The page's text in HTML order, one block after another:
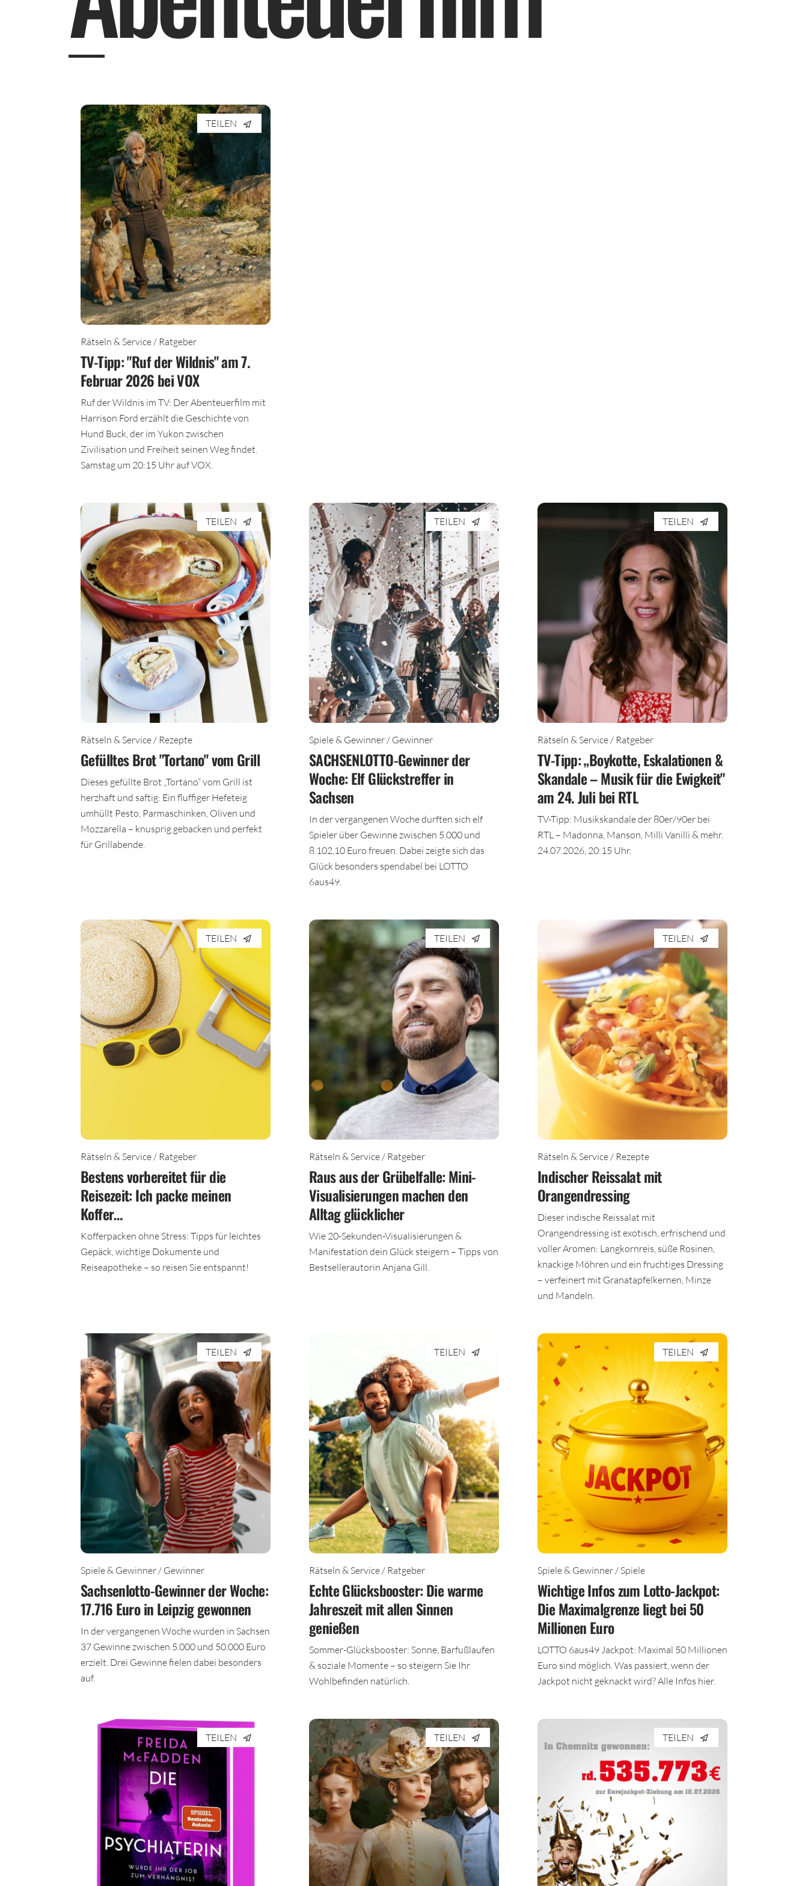
TEILEN
Rätseln & Service / Ratgeber
TV-Tipp: "Ruf der Wildnis" am 7.
Februar 2026 bei VOX
Ruf der Wildnis im TV: Der Abenteuerfilm mit
Harrison Ford erzählt die Geschichte von
Hund Buck, der im Yukon zwischen
Zivilisation und Freiheit seinen Weg findet.
Samstag um 20:15 Uhr auf VOX.
TEILEN
Rätseln & Service / Rezepte
Gefülltes Brot "Tortano" vom Grill
Dieses gefüllte Brot „Tortano“ vom Grill ist
herzhaft und saftig: Ein fluffiger Hefeteig
umhüllt Pesto, Parmaschinken, Oliven und
Mozzarella – knusprig gebacken und perfekt
für Grillabende.
TEILEN
Spiele & Gewinner / Gewinner
SACHSENLOTTO-Gewinner der
Woche: Elf Glückstreffer in
Sachsen
In der vergangenen Woche durften sich elf
Spieler über Gewinne zwischen 5.000 und
8.102,10 Euro freuen. Dabei zeigte sich das
Glück besonders spendabel bei LOTTO
6aus49.
TEILEN
Rätseln & Service / Ratgeber
TV-Tipp: „Boykotte, Eskalationen &
Skandale – Musik für die Ewigkeit"
am 24. Juli bei RTL
TV-Tipp: Musikskandale der 80er/90er bei
RTL – Madonna, Manson, Milli Vanilli & mehr.
24.07.2026, 20:15 Uhr.
TEILEN
Rätseln & Service / Ratgeber
Bestens vorbereitet für die
Reisezeit: Ich packe meinen
Koffer…
Kofferpacken ohne Stress: Tipps für leichtes
Gepäck, wichtige Dokumente und
Reiseapotheke – so reisen Sie entspannt!
TEILEN
Rätseln & Service / Ratgeber
Raus aus der Grübelfalle: Mini-
Visualisierungen machen den
Alltag glücklicher
Wie 20-Sekunden-Visualisierungen &
Manifestation dein Glück steigern – Tipps von
Bestsellerautorin Anjana Gill.
TEILEN
Rätseln & Service / Rezepte
Indischer Reissalat mit
Orangendressing
Dieser indische Reissalat mit
Orangendressing ist exotisch, erfrischend und
voller Aromen: Langkornreis, süße Rosinen,
knackige Möhren und ein fruchtiges Dressing
– verfeinert mit Granatapfelkernen, Minze
und Mandeln.
TEILEN
Spiele & Gewinner / Gewinner
Sachsenlotto-Gewinner der Woche:
17.716 Euro in Leipzig gewonnen
In der vergangenen Woche wurden in Sachsen
37 Gewinne zwischen 5.000 und 50.000 Euro
erzielt. Drei Gewinne fielen dabei besonders
auf.
TEILEN
Rätseln & Service / Ratgeber
Echte Glücksbooster: Die warme
Jahreszeit mit allen Sinnen
genießen
Sommer-Glücksbooster: Sonne, Barfußlaufen
& soziale Momente – so steigern Sie Ihr
Wohlbefinden natürlich.
TEILEN
Spiele & Gewinner / Spiele
Wichtige Infos zum Lotto-Jackpot:
Die Maximalgrenze liegt bei 50
Millionen Euro
LOTTO 6aus49 Jackpot: Maximal 50 Millionen
Euro sind möglich. Was passiert, wenn der
Jackpot nicht geknackt wird? Alle Infos hier.
TEILEN TEILEN TEILEN